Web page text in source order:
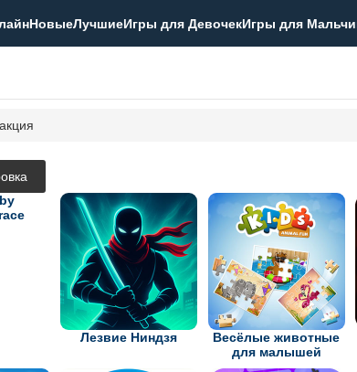
НовыеЛучшиеИгры для ДевочекИгры для
Лезвие Ниндзя
Весёлые животные
для малышей